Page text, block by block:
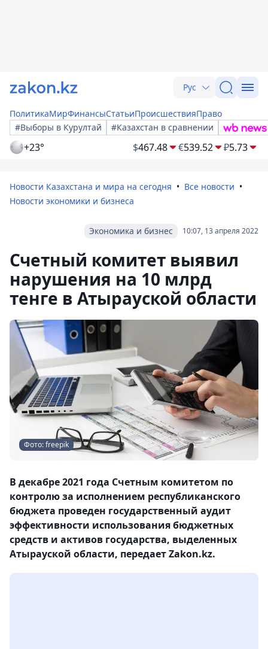
Рус
ПолитикаМирФинансыСтатьиПроисшествияПраво
#Выборы в Курултай
#Казахстан в сравнении
+23° $467.48 €539.52 ₽5.73
Новости Казахстана и мира на сегодня
Все новости
Новости экономики и бизнеса
10:07, 13 апреля 2022
Экономика и бизнес
Счетный комитет выявил
нарушения на 10 млрд
тенге в Атырауской области
Фото: freepik
В декабре 2021 года Счетным комитетом по
контролю за исполнением республиканского
бюджета проведен государственный аудит
эффективности использования бюджетных
средств и активов государства, выделенных
Атырауской области, передает Zakon.kz.